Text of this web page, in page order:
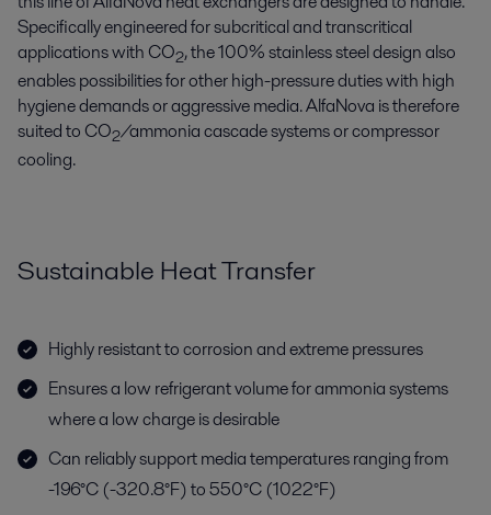
Specifically engineered for subcritical and transcritical
applications with CO2, the 100% stainless steel design also
enables possibilities for other high-pressure duties with high
hygiene demands or aggressive media. AlfaNova is therefore
suited to CO2/ammonia cascade systems or compressor
cooling.
Sustainable Heat Transfer
Highly resistant to corrosion and extreme pressures
Ensures a low refrigerant volume for ammonia systems
where a low charge is desirable
Can reliably support media temperatures ranging from
-196°C (-320.8°F) to 550°C (1022°F)